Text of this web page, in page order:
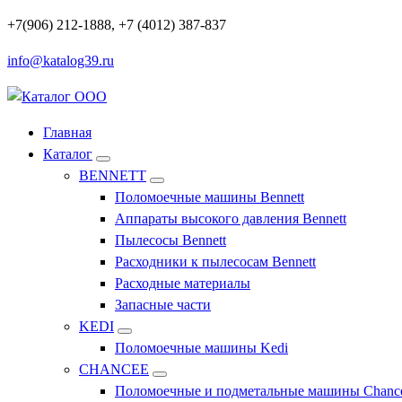
Перейти
содержимому
+7(906) 212-1888, +7 (4012) 387-837
info@katalog39.ru
Профессиональное оборудование и инструменты
Главная
Каталог
BENNETT
Поломоечные машины Bennett
Аппараты высокого давления Bennett
Пылесосы Bennett
Расходники к пылесосам Bennett
Расходные материалы
Запасные части
KEDI
Поломоечные машины Kedi
CHANCEE
Поломоечные и подметальные машины